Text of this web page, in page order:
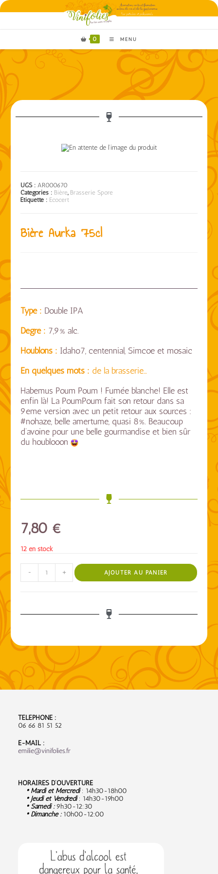
0 MENU
UGS :AR000670
Catégories : Bière, Brasserie Spore
Étiquette : Ecocert
Bière Aurka 75cl
Type : Double IPA
Degré : 7,9% alc.
Houblons : Idaho7, centennial, Simcoe et mosaic
En quelques mots : de la brasserie…
Habemus Poum Poum ! Fumée blanche! Elle est
enfin là! La PoumPoum fait son retour dans sa
9eme version avec un petit retour aux sources :
#nohaze, belle amertume, quasi 8%. Beaucoup
d’avoine pour une belle gourmandise et bien sûr
du houblooon
7,80 €
12 en stock
- + AJOUTER AU PANIER
TÉLÉPHONE :
06 66 81 51 52
E-MAIL :
emilie@vinifolies.fr
HORAIRES D’OUVERTURE
• Mardi et Mercredi: 14h30-18h00
• Jeudi et Vendredi: 14h30-19h00
• Samedi :9h30-12:30
• Dimanche :10h00-12:00